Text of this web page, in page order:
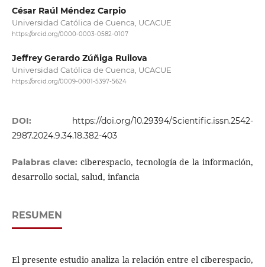
César Raúl Méndez Carpio
Universidad Católica de Cuenca, UCACUE
https://orcid.org/0000-0003-0582-0107
Jeffrey Gerardo Zúñiga Ruilova
Universidad Católica de Cuenca, UCACUE
https://orcid.org/0009-0001-5397-5624
DOI: https://doi.org/10.29394/Scientific.issn.2542-
2987.2024.9.34.18.382-403
Palabras clave: ciberespacio, tecnología de la información,
desarrollo social, salud, infancia
RESUMEN
El presente estudio analiza la relación entre el ciberespacio,